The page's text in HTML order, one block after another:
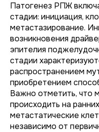
Патогенез РПЖ
стадии: инициация,
метастазирование.
возникновения
эпителия
стадии
распространением
приобретением
Важно отметить, что
происходить на
метастатические
независимо от